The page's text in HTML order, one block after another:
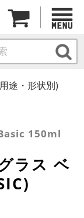
途・形状別)
150ml
ラス ベ